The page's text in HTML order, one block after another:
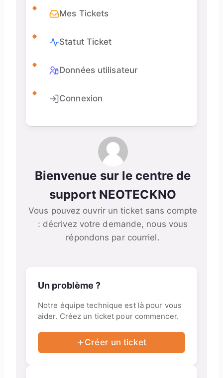
Mes Tickets
Statut Ticket
Données utilisateur
Connexion
Bienvenue sur le centre de
support NEOTECKNO
Vous pouvez ouvrir un ticket sans compte
: décrivez votre demande, nous vous
répondons par courriel.
Un problème ?
Notre équipe technique est là pour vous
aider. Créez un ticket pour commencer.
Créer un ticket